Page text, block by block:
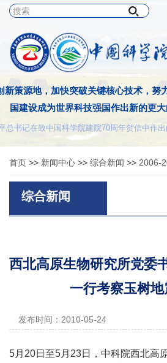
新策源地，加快突破关键核心技术，努
国建设成为世界科技强国作出新的更大
书记在致中国科学院建院70周年贺信中作出
首页 >> 新闻中心 >> 综合新闻 >> 2006-
综合新闻
西北高原生物研究所党委
一行考察玉树
发布时间：2010-05-24
5月20日至5月23日，中科院西北高